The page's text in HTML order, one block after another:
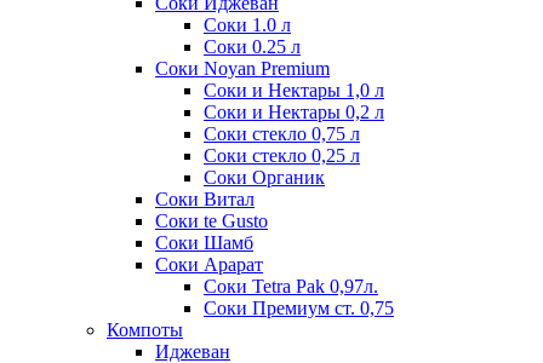
Соки 1.0 л
Соки 0.25 л
Соки Noyan Premium
Соки и Нектары 1,0 л
Соки и Нектары 0,2 л
Соки стекло 0,75 л
Соки стекло 0,25 л
Соки Органик
Соки Витал
Соки te Gusto
Соки Шамб
Соки Арарат
Соки Tetra Pak 0,97л.
Соки Премиум ст. 0,75
Компоты
Иджеван